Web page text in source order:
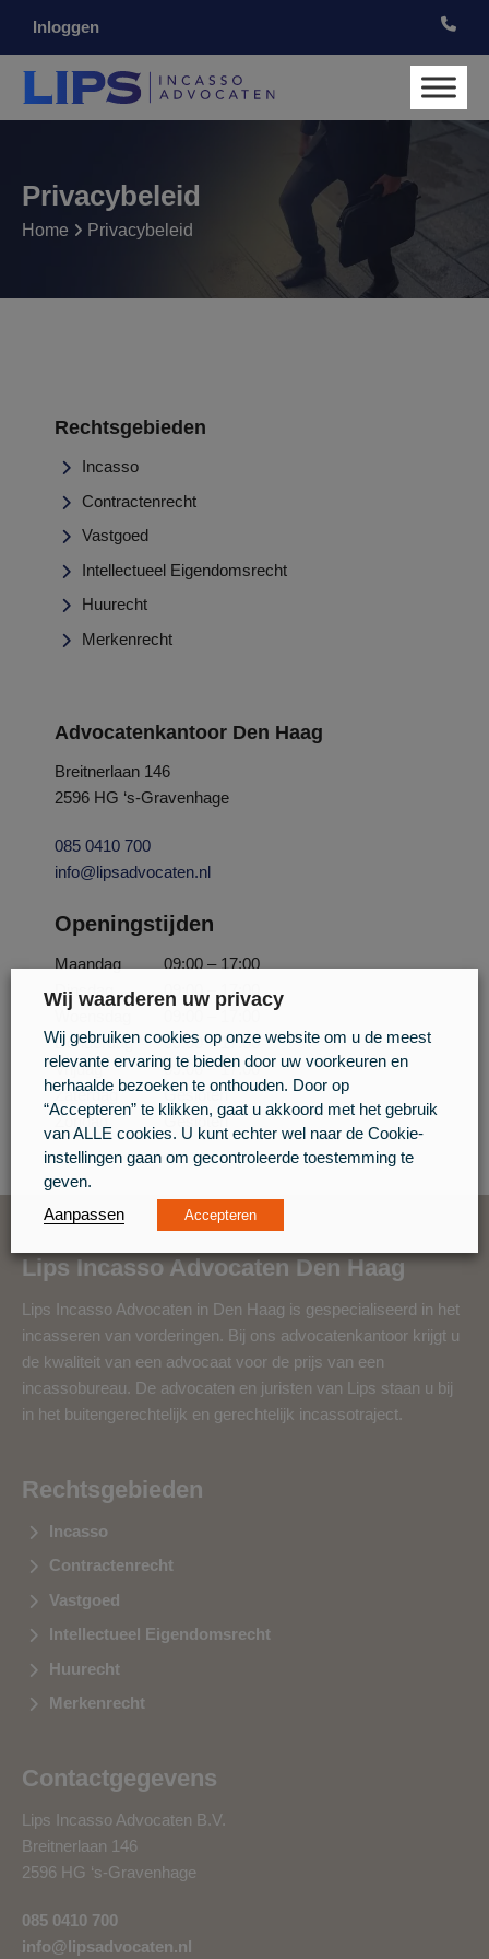
Inloggen
Privacybeleid
Home Privacybeleid
Rechtsgebieden
Incasso
Contractenrecht
Vastgoed
Intellectueel Eigendomsrecht
Huurecht
Merkenrecht
Advocatenkantoor Den Haag
Breitnerlaan 146
2596 HG ‘s-Gravenhage
085 0410 700
info@lipsadvocaten.nl
Openingstijden
Maandag
09:00 – 17:00
Dinsdag
09:00 – 17:00
Woensdag
09:00 – 17:00
Donderdag
09:00 – 17:00
Vrijdag
09:00 – 17:00
Zaterdag
Gesloten
Zondag
Gesloten
Lips Incasso Advocaten Den Haag
Lips Incasso Advocaten in Den Haag is gespecialiseerd in het
incasseren van vorderingen. Bij ons advocatenkantoor krijgt u
de kwaliteit van een advocaat voor de prijs van een
incassobureau. De advocaten en juristen van Lips staan u bij
in het buitengerechtelijk en gerechtelijk incassotraject.
Rechtsgebieden
Incasso
Contractenrecht
Vastgoed
Intellectueel Eigendomsrecht
Huurecht
Merkenrecht
Contactgegevens
Lips Incasso Advocaten B.V.
Breitnerlaan 146
2596 HG ‘s-Gravenhage
085 0410 700
info@lipsadvocaten.nl
Wij waarderen uw privacy
Wij gebruiken cookies op onze website om u de meest
relevante ervaring te bieden door uw voorkeuren en
herhaalde bezoeken te onthouden. Door op
“Accepteren” te klikken, gaat u akkoord met het gebruik
van ALLE cookies. U kunt echter wel naar de Cookie-
instellingen gaan om gecontroleerde toestemming te
geven.
Aanpassen
Accepteren